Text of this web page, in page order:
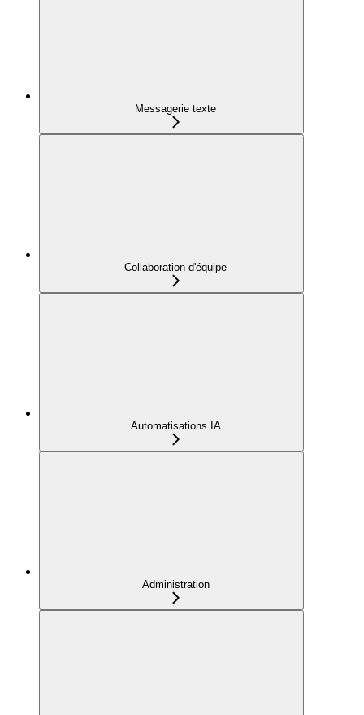
Messagerie texte
Collaboration d'équipe
Automatisations IA
Administration